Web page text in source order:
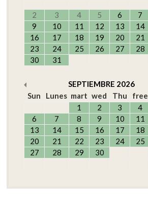
2
3 4 5 6 7
9
10 11 12 13 14
16
17 18 19 20 21
23
24 25 26 27 28
30
31
SEPTIEMBRE 2026
Sun
Lunes mart wed Thu free
1
2 3 4
6
7 8 9 10 11
13
14 15 16 17 18
20
21 22 23 24 25
27
28 29 30